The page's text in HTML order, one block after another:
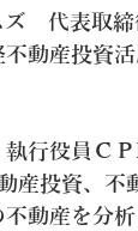
　代表取
動産投資
行役員Ｃ
産投資、
動産を分